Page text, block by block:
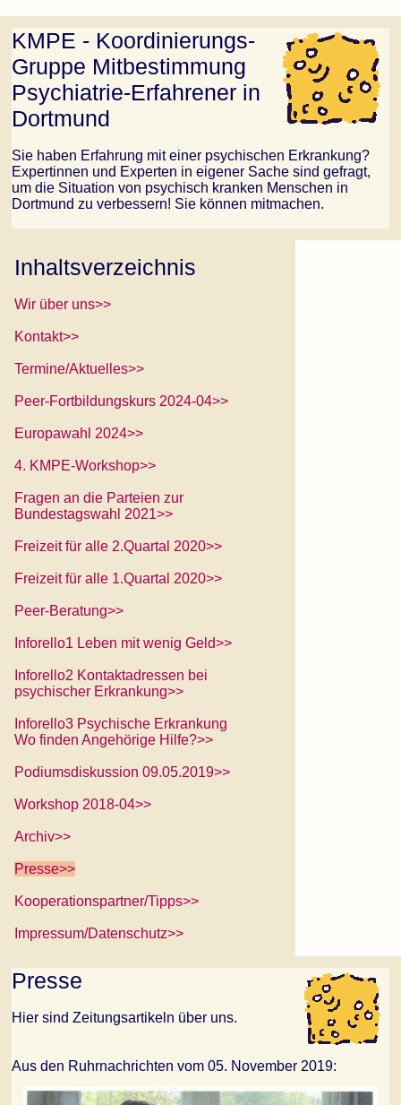
KMPE - Koordinierungs-
Gruppe Mitbestimmung
Psychiatrie-Erfahrener in
Dortmund
Sie haben Erfahrung mit einer psychischen Erkrankung?
Expertinnen und Experten in eigener Sache sind gefragt,
um die Situation von psychisch kranken Menschen in
Dortmund zu verbessern! Sie können mitmachen.
Inhaltsverzeichnis
Wir über uns>>
Kontakt>>
Termine/Aktuelles>>
Peer-Fortbildungskurs 2024-04>>
Europawahl 2024>>
4. KMPE-Workshop>>
Fragen an die Parteien zur
Bundestagswahl 2021>>
Freizeit für alle 2.Quartal 2020>>
Freizeit für alle 1.Quartal 2020>>
Peer-Beratung>>
Inforello1 Leben mit wenig Geld>>
Inforello2 Kontaktadressen bei
psychischer Erkrankung>>
Inforello3 Psychische Erkrankung
Wo finden Angehörige Hilfe?>>
Podiumsdiskussion 09.05.2019>>
Workshop 2018-04>>
Archiv>>
Presse>>
Kooperationspartner/Tipps>>
Impressum/Datenschutz>>
Presse
Hier sind Zeitungsartikeln über uns.
Aus den Ruhrnachrichten vom 05. November 2019: